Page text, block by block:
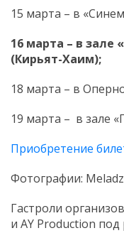
15 марта – в
16 марта – в зале
(Кирьят-Хаим);
18 марта – в
19 марта – в зале
Приобретение
Фотографии:
Гастроли
и AY Production